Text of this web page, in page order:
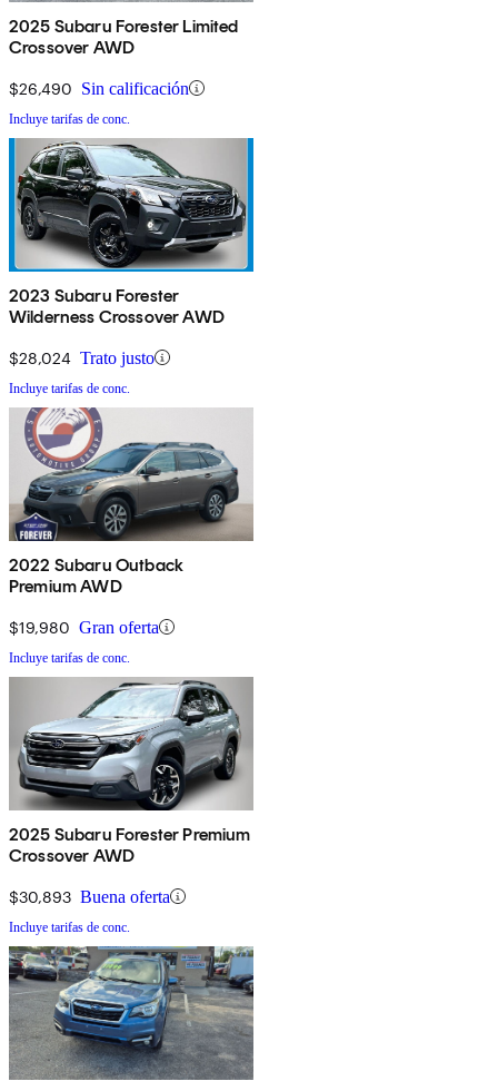
2025 Subaru Forester Limited
Crossover AWD
$26,490 Sin calificación
Incluye tarifas de conc.
2023 Subaru Forester
Wilderness Crossover AWD
$28,024 Trato justo
Incluye tarifas de conc.
2022 Subaru Outback
Premium AWD
$19,980 Gran oferta
Incluye tarifas de conc.
2025 Subaru Forester Premium
Crossover AWD
$30,893 Buena oferta
Incluye tarifas de conc.